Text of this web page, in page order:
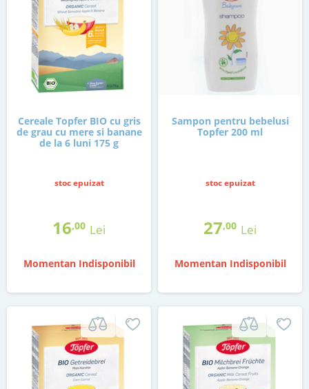
Cereale Topfer BIO cu gris
de grau cu mere si banane
de la 6 luni 175 g
stoc epuizat
16,00 Lei
Momentan Indisponibil
Sampon pentru bebelusi
Topfer 200 ml
stoc epuizat
27,00 Lei
Momentan Indisponibil